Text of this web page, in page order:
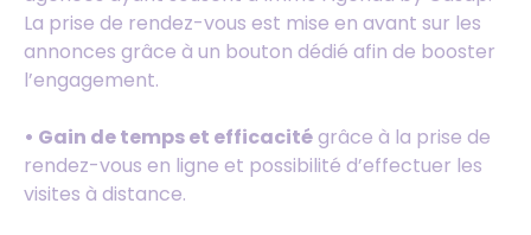
La prise de rendez-vous est mise en avant sur les
annonces grâce à un bouton dédié afin de booster
l’engagement.
• Gain de temps et efficacitégrâce à la prise de
rendez-vous en ligne et possibilité d’effectuer les
visites à distance.